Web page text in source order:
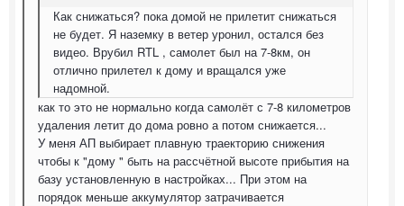
Как снижаться? пока домой не прилетит снижаться
не будет. Я наземку в ветер уронил, остался без
видео. Врубил RTL , самолет был на 7-8км, он
отлично прилетел к дому и вращался уже
надомной.
как то это не нормально когда самолёт с 7-8 километров
удаления летит до дома ровно а потом снижается...
У меня АП выбирает плавную траекторию снижения
чтобы к "дому " быть на рассчётной высоте прибытия на
базу установленную в настройках... При этом на
порядок меньше аккумулятор затрачивается